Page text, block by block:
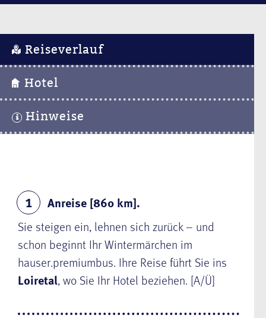
Reiseverlauf
Hotel
Hinweise
1
Anreise [860 km].
Sie steigen ein, lehnen sich zurück – und
schon beginnt Ihr Wintermärchen im
hauser.premiumbus. Ihre Reise führt Sie ins
Loiretal, wo Sie Ihr Hotel beziehen. [A/Ü]